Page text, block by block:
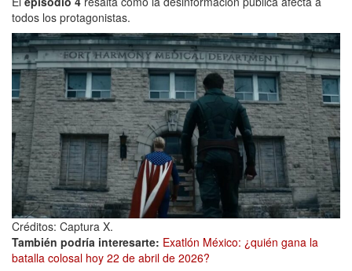
todos los protagonistas.
Créditos: Captura X.
También podría interesarte: Exatlón México: ¿quién gana la
batalla colosal hoy 22 de abril de 2026?